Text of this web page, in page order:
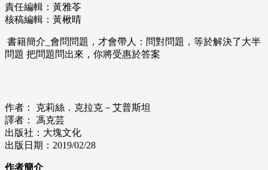
責任編輯：黃雅苓
核稿編輯：黃楸晴
書籍簡介_會問問題，才會帶人：問對問題，等於解決了大半
問題 把問題問出來，你將受惠於答案
作者： 克莉絲．克拉克－艾普斯坦
譯者： 馮克芸
出版社：大塊文化
出版日期：2019/02/28
作者簡介